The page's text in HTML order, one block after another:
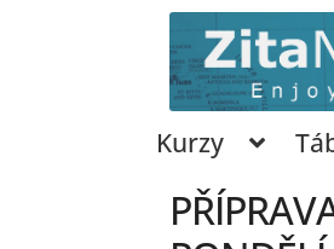
Přeskočit
na
navigaci
Přejít
k
obsahu
webu
Kurzy